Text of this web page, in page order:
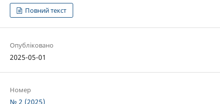
Повний текст
Опубліковано
2025-05-01
Номер
№ 2 (2025)